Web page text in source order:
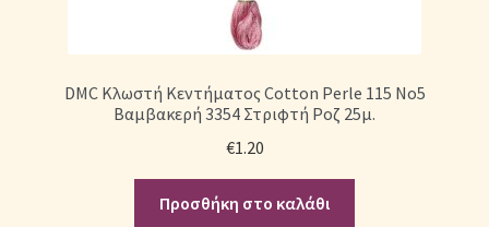
DMC Κλωστή Κεντήματος Cotton Perle 115 No5
Βαμβακερή 3354 Στριφτή Ροζ 25μ.
€1.20
Προσθήκη στο καλάθι